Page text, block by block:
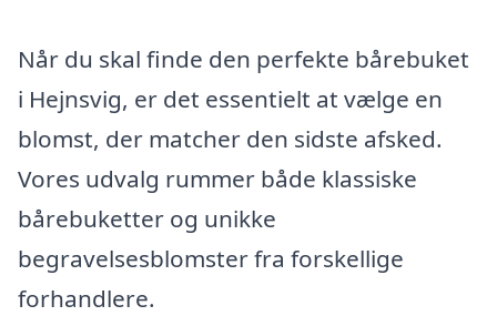
Når du skal finde den perfekte bårebuket
i Hejnsvig, er det essentielt at vælge en
blomst, der matcher den sidste afsked.
Vores udvalg rummer både klassiske
bårebuketter og unikke
begravelsesblomster fra forskellige
forhandlere.